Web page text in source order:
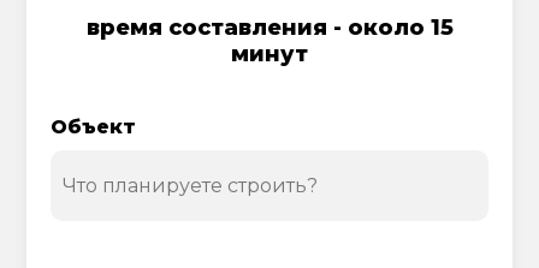
время составления - около 15
минут
Объект